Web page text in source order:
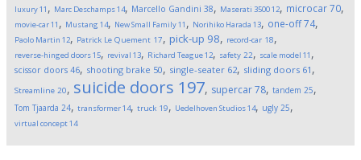
luxury11 , Marc Deschamps14, Marcello Gandini 38, Maserati 350012, microcar70,
movie-car11 , Mustang 14, New Small Family11 , Norihiko Harada 13, one-off74,
Paolo Martin 12, Patrick Le Quement 17, pick-up 98, record-car 18,
reverse-hinged doors15, revival 13, Richard Teague12, safety 22, scale model 11 ,
scissor doors 46, shooting brake 50, single-seater 62, sliding doors 61 ,
Streamline 20, suicide doors 197, supercar78, tandem 25,
Tom Tjaarda 24, transformer14, truck 19, Uedelhoven Studios14, ugly 25,
virtual concept14